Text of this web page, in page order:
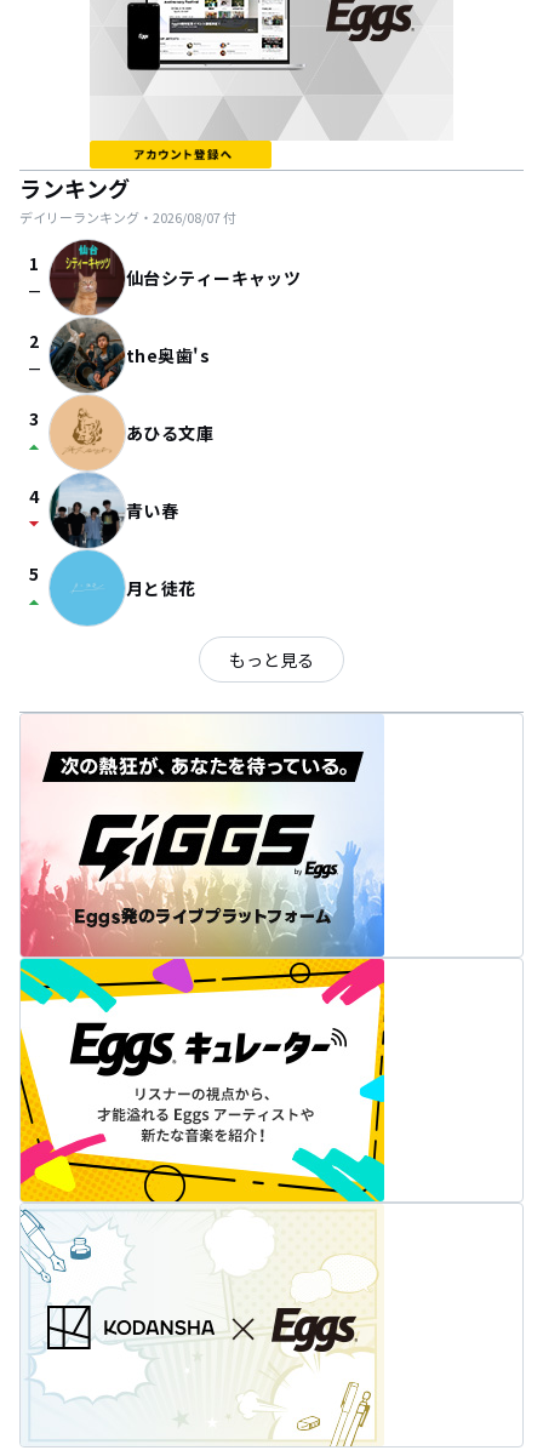
ランキング
デイリーランキング・ 2026/08/07付
1
check_indeterminate_small 仙台シティーキャッツ
2
check_indeterminate_small the奥歯's
3
arrow_drop_up あひる文庫
4
arrow_drop_down 青い春
5
arrow_drop_up 月と徒花
もっと見る